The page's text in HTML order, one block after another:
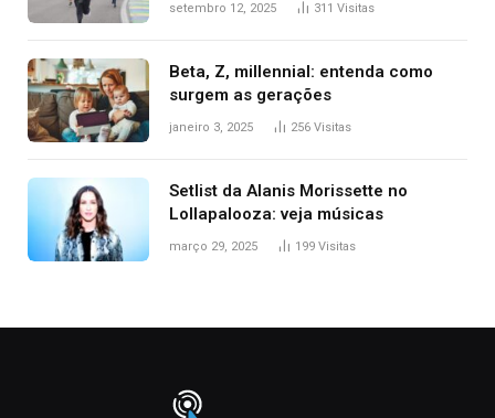
setembro 12, 2025 311 Visitas
Beta, Z, millennial: entenda como
surgem as gerações
janeiro 3, 2025 256 Visitas
Setlist da Alanis Morissette no
Lollapalooza: veja músicas
março 29, 2025 199 Visitas